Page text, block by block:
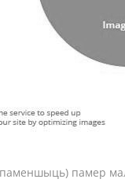
памер